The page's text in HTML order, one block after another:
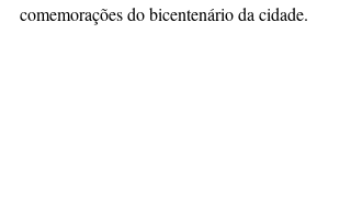
comemorações do bicentenário da cidade.